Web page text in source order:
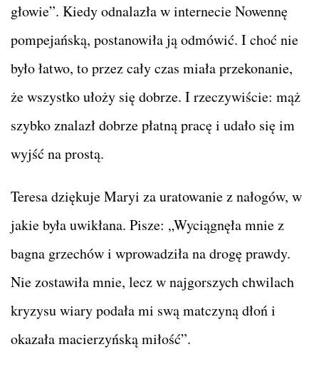
głowie”. Kiedy odnalazła w internecie Nowennę
pompejańską, postanowiła ją odmówić. I choć nie
było łatwo, to przez cały czas miała przekonanie,
że wszystko ułoży się dobrze. I rzeczywiście: mąż
szybko znalazł dobrze płatną pracę i udało się im
wyjść na prostą.
Teresa dziękuje Maryi za uratowanie z nałogów, w
jakie była uwikłana. Pisze: „Wyciągnęła mnie z
bagna grzechów i wprowadziła na drogę prawdy.
Nie zostawiła mnie, lecz w najgorszych chwilach
kryzysu wiary podała mi swą matczyną dłoń i
okazała macierzyńską miłość”.